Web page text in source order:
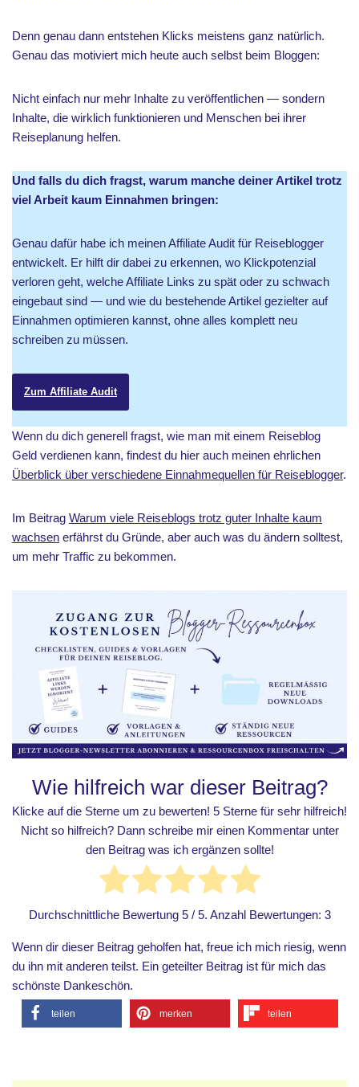
Denn genau dann entstehen Klicks meistens ganz natürlich.
Genau das motiviert mich heute auch selbst beim Bloggen:
Nicht einfach nur mehr Inhalte zu veröffentlichen — sondern
Inhalte, die wirklich funktionieren und Menschen bei ihrer
Reiseplanung helfen.
Und falls du dich fragst, warum manche deiner Artikel trotz
viel Arbeit kaum Einnahmen bringen:
Genau dafür habe ich meinen Affiliate Audit für Reiseblogger
entwickelt. Er hilft dir dabei zu erkennen, wo Klickpotenzial
verloren geht, welche Affiliate Links zu spät oder zu schwach
eingebaut sind — und wie du bestehende Artikel gezielter auf
Einnahmen optimieren kannst, ohne alles komplett neu
schreiben zu müssen.
Zum Affiliate Audit
Wenn du dich generell fragst, wie man mit einem Reiseblog
Geld verdienen kann, findest du hier auch meinen ehrlichen
Überblick über verschiedene Einnahmequellen für Reiseblogger.
Im Beitrag Warum viele Reiseblogs trotz guter Inhalte kaum
wachsen erfährst du Gründe, aber auch was du ändern solltest,
um mehr Traffic zu bekommen.
Wie hilfreich war dieser Beitrag?
Klicke auf die Sterne um zu bewerten! 5 Sterne für sehr hilfreich!
Nicht so hilfreich? Dann schreibe mir einen Kommentar unter
den Beitrag was ich ergänzen sollte!
Durchschnittliche Bewertung 5/ 5. Anzahl Bewertungen: 3
Wenn dir dieser Beitrag geholfen hat, freue ich mich riesig, wenn
du ihn mit anderen teilst. Ein geteilter Beitrag ist für mich das
schönste Dankeschön.
teilen merken teilen